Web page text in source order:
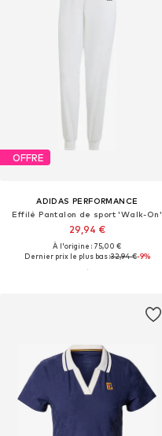
OFFRE
ADIDAS PERFORMANCE
Effilé Pantalon de sport 'Walk-On'
29,94 €
À l'origine : 75,00 €
Dernier prix le plus bas :32,94 €-9%